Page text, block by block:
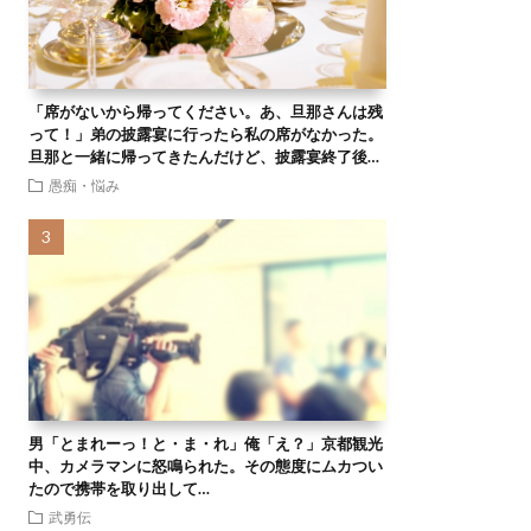
「席がないから帰ってください。あ、旦那さんは残
って！」弟の披露宴に行ったら私の席がなかった。
旦那と一緒に帰ってきたんだけど、披露宴終了後…
愚痴・悩み
男「とまれーっ！と・ま・れ」俺「え？」京都観光
中、カメラマンに怒鳴られた。その態度にムカつい
たので携帯を取り出して…
武勇伝